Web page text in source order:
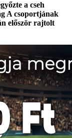
a cseh
A csoportjának
először rajtolt